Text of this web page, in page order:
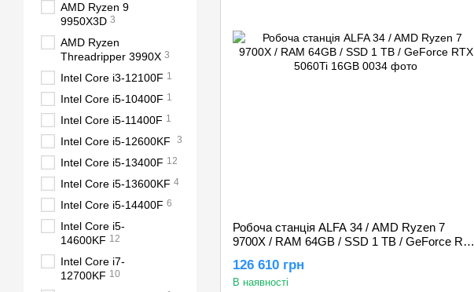
Робоча станція ALFA 34 / AMD Ryzen 7
9700X / RAM 64GB / SSD 1 TB / GeForce RTX
126 610 грн
В наявності
AMD Ryzen 9
9950X3D 3
AMD Ryzen
Threadripper 3990X 3
Intel Core i3-12100F 1
Intel Core i5-10400F 1
Intel Core i5-11400F 1
Intel Core i5-12600KF 3
Intel Core i5-13400F 12
Intel Core i5-13600KF 4
Intel Core i5-14400F 6
Intel Core i5-
14600KF 12
Intel Core i7-
12700KF 10